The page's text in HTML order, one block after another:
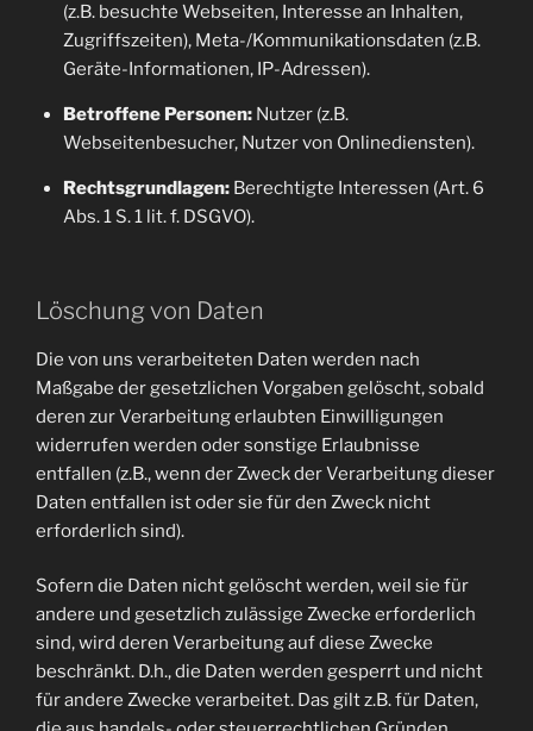
(z.B. besuchte Webseiten, Interesse an Inhalten,
Zugriffszeiten), Meta-/Kommunikationsdaten (z.B.
Geräte-Informationen, IP-Adressen).
Betroffene Personen:Nutzer (z.B.
Webseitenbesucher, Nutzer von Onlinediensten).
Rechtsgrundlagen:Berechtigte Interessen (Art. 6
Abs. 1 S. 1 lit. f. DSGVO).
Löschung von Daten
Die von uns verarbeiteten Daten werden nach
Maßgabe der gesetzlichen Vorgaben gelöscht, sobald
deren zur Verarbeitung erlaubten Einwilligungen
widerrufen werden oder sonstige Erlaubnisse
entfallen (z.B., wenn der Zweck der Verarbeitung dieser
Daten entfallen ist oder sie für den Zweck nicht
erforderlich sind).
Sofern die Daten nicht gelöscht werden, weil sie für
andere und gesetzlich zulässige Zwecke erforderlich
sind, wird deren Verarbeitung auf diese Zwecke
beschränkt. D.h., die Daten werden gesperrt und nicht
für andere Zwecke verarbeitet. Das gilt z.B. für Daten,